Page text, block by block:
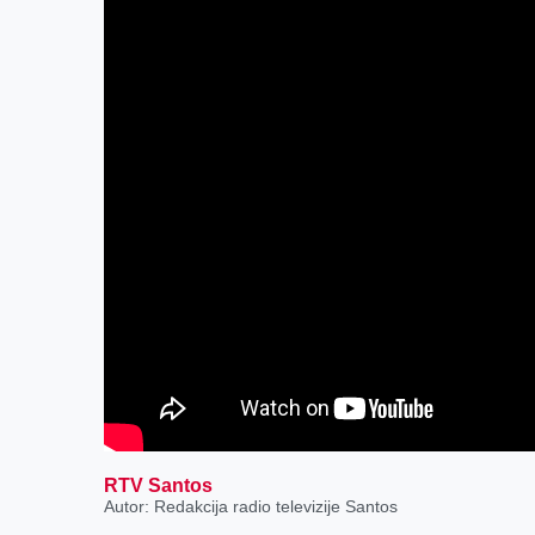
RTV Santos
Autor: Redakcija radio televizije Santos